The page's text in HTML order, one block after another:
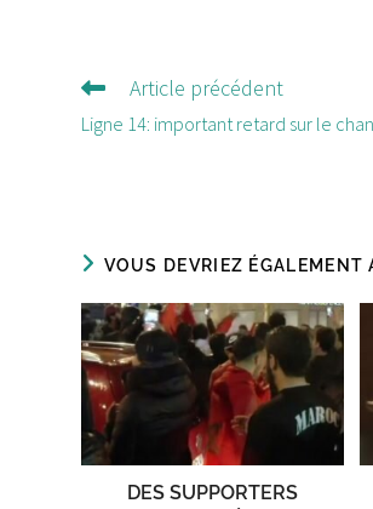
Lire
d'autres
Article précédent
Ligne 14: important retard sur le
VOUS DEVRIEZ ÉGALEMENT
DES SUPPORTERS